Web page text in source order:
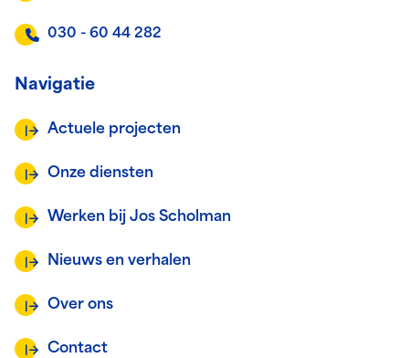
030 - 60 44 282
Navigatie
Actuele projecten
Onze diensten
Werken bij Jos Scholman
Nieuws en verhalen
Over ons
Contact